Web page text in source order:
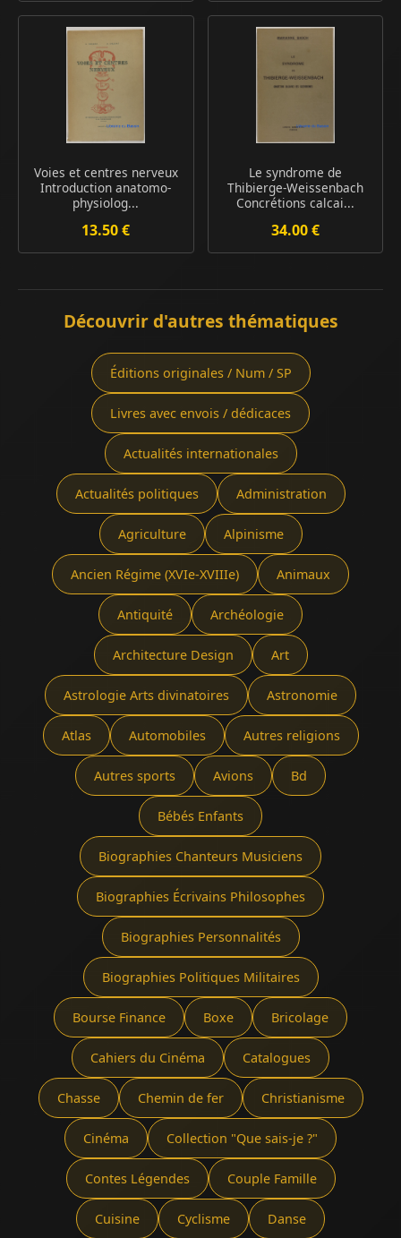
Voies et centres nerveux
Introduction anatomo-
physiolog...
13.50 €
Le syndrome de
Thibierge-Weissenbach
Concrétions calcai...
34.00 €
Découvrir d'autres thématiques
Éditions originales / Num / SP
Livres avec envois / dédicaces
Actualités internationales
Actualités politiques Administration
Agriculture Alpinisme
Ancien Régime (XVIe-XVIIIe) Animaux
Antiquité Archéologie
Architecture Design Art
Astrologie Arts divinatoires Astronomie
Atlas Automobiles Autres religions
Autres sports Avions Bd
Bébés Enfants
Biographies Chanteurs Musiciens
Biographies Écrivains Philosophes
Biographies Personnalités
Biographies Politiques Militaires
Bourse Finance Boxe Bricolage
Cahiers du Cinéma Catalogues
Chasse Chemin de fer Christianisme
Cinéma Collection "Que sais-je ?"
Contes Légendes Couple Famille
Cuisine Cyclisme Danse